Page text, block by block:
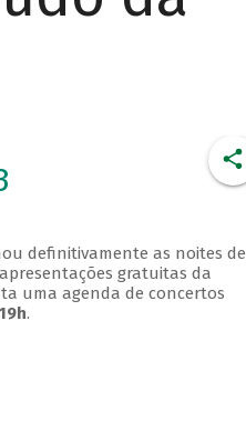
definitivamente as noites de
gratuitas da
uma agenda de concertos
.